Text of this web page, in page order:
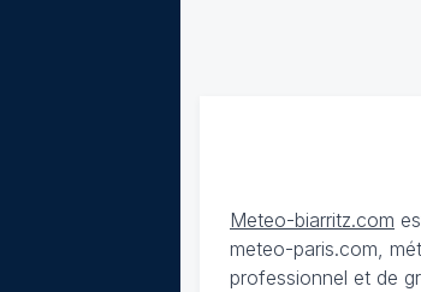
Meteo-biarritz.com
meteo-paris.com,
professionnel et de